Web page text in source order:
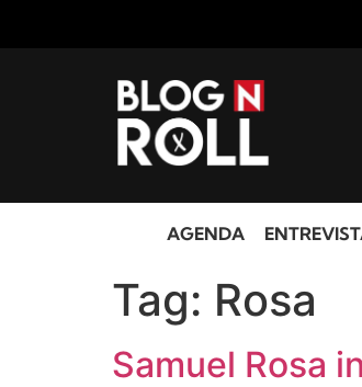
AGENDA
Tag: Rosa
Samuel Rosa